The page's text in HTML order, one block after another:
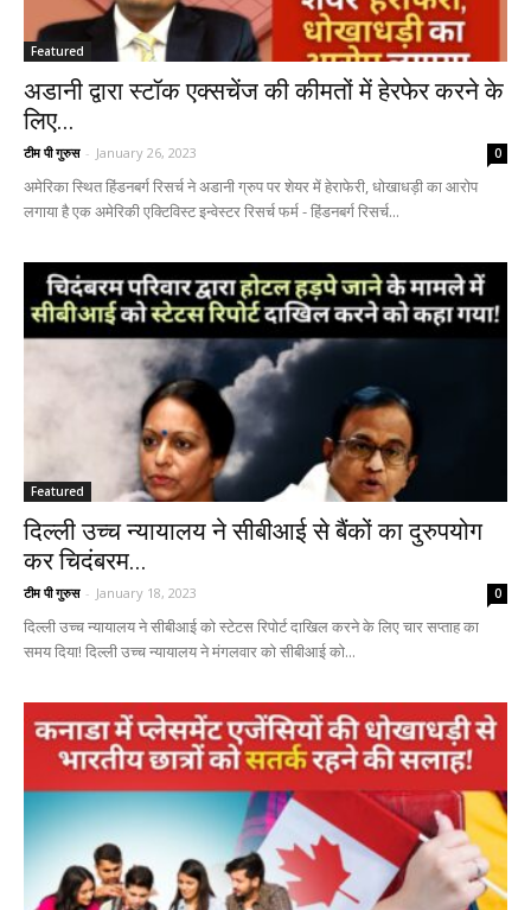
Featured
अडानी द्वारा स्टॉक एक्सचेंज की कीमतों में हेरफेर करने के
लिए...
टीम पी गुरुस - January 26, 2023 0
अमेरिका स्थित हिंडनबर्ग रिसर्च ने अडानी ग्रुप पर शेयर में हेराफेरी, धोखाधड़ी का आरोप
लगाया है एक अमेरिकी एक्टिविस्ट इन्वेस्टर रिसर्च फर्म - हिंडनबर्ग रिसर्च...
Featured
दिल्ली उच्च न्यायालय ने सीबीआई से बैंकों का दुरुपयोग
कर चिदंबरम...
टीम पी गुरुस - January 18, 2023 0
दिल्ली उच्च न्यायालय ने सीबीआई को स्टेटस रिपोर्ट दाखिल करने के लिए चार सप्ताह का
समय दिया! दिल्ली उच्च न्यायालय ने मंगलवार को सीबीआई को...